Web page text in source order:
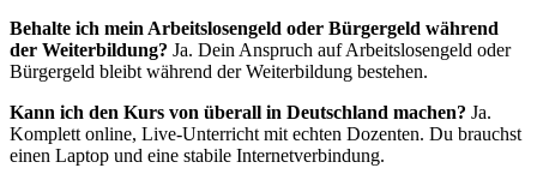
Behalte ich mein Arbeitslosengeld oder Bürgergeld während
der Weiterbildung? Ja. Dein Anspruch auf Arbeitslosengeld oder
Bürgergeld bleibt während der Weiterbildung bestehen.
Kann ich den Kurs von überall in Deutschland machen? Ja.
Komplett online, Live-Unterricht mit echten Dozenten. Du brauchst
einen Laptop und eine stabile Internetverbindung.